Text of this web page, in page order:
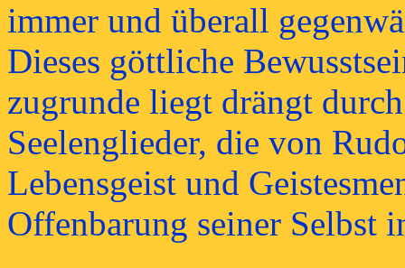
immer und überall
Dieses göttliche
zugrunde liegt drängt
Seelenglieder, die von
Lebensgeist und
Offenbarung seiner Selbst